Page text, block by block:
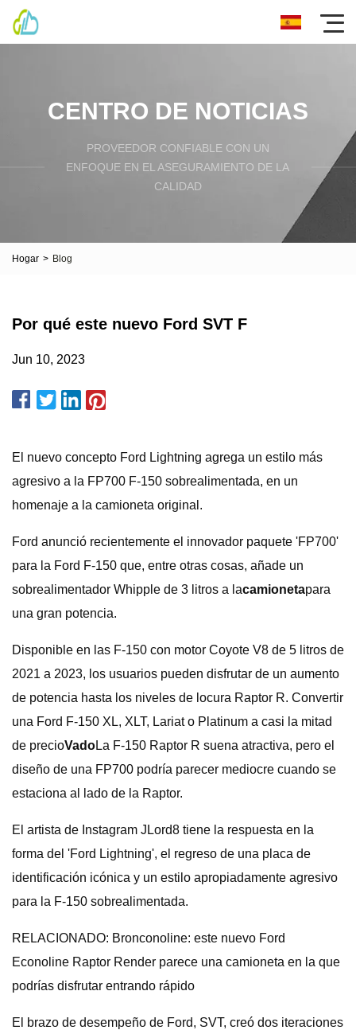
CENTRO DE NOTICIAS
PROVEEDOR CONFIABLE CON UN
ENFOQUE EN EL ASEGURAMIENTO DE LA
CALIDAD
Hogar > Blog
Por qué este nuevo Ford SVT F
Jun 10, 2023
El nuevo concepto Ford Lightning agrega un estilo más
agresivo a la FP700 F-150 sobrealimentada, en un
homenaje a la camioneta original.
Ford anunció recientemente el innovador paquete 'FP700'
para la Ford F-150 que, entre otras cosas, añade un
sobrealimentador Whipple de 3 litros a lacamionetapara
una gran potencia.
Disponible en las F-150 con motor Coyote V8 de 5 litros de
2021 a 2023, los usuarios pueden disfrutar de un aumento
de potencia hasta los niveles de locura Raptor R. Convertir
una Ford F-150 XL, XLT, Lariat o Platinum a casi la mitad
de precioVadoLa F-150 Raptor R suena atractiva, pero el
diseño de una FP700 podría parecer mediocre cuando se
estaciona al lado de la Raptor.
El artista de Instagram JLord8 tiene la respuesta en la
forma del 'Ford Lightning', el regreso de una placa de
identificación icónica y un estilo apropiadamente agresivo
para la F-150 sobrealimentada.
RELACIONADO: Bronconoline: este nuevo Ford
Econoline Raptor Render parece una camioneta en la que
podrías disfrutar entrando rápido
El brazo de desempeño de Ford, SVT, creó dos iteraciones